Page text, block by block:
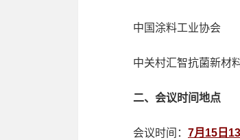
中国涂料工业协会
中关村汇智抗菌新材料
二、会议时间地点
会议时间： 7月15日